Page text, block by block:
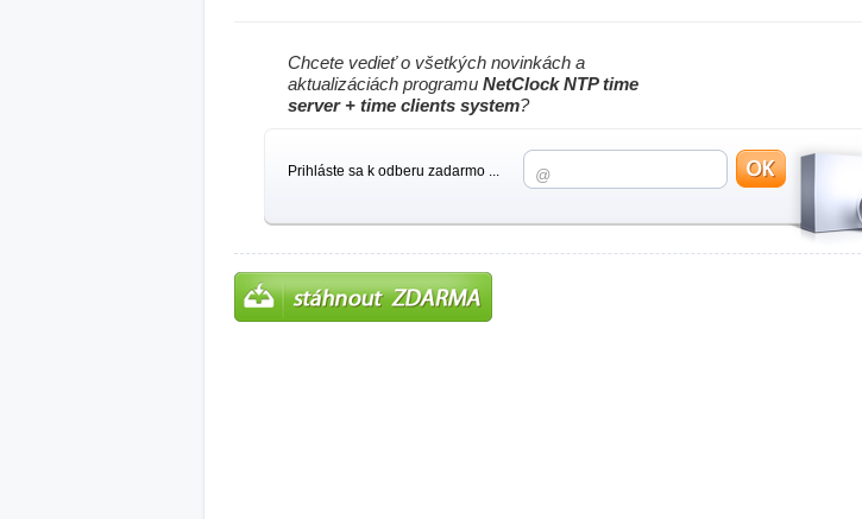
Chcete vedieť o všetkých novinkách a
aktualizáciách programu NetClock NTP time
server + time clients system?
Prihláste sa k odberu zadarmo ...